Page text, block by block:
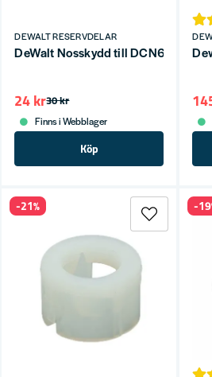
DEWALT RESERVDELAR
DeWalt Nosskydd till DCN680
30 kr
24 kr
Finns i Webblager
Köp
-21% -